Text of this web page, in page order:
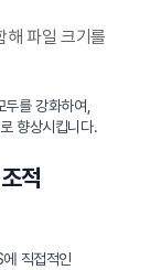
해 파일 크기를
두를 강화하여,
향상시킵니다.
적
직접적인